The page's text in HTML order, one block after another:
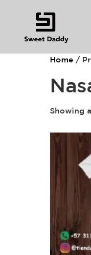
Home /
Showing